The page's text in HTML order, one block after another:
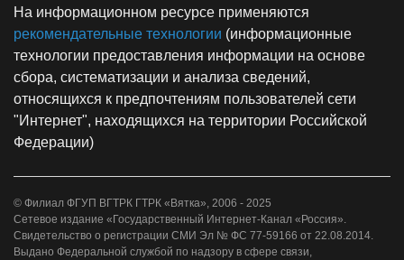
На информационном ресурсе применяются
рекомендательные технологии (информационные
технологии предоставления информации на основе
сбора, систематизации и анализа сведений,
относящихся к предпочтениям пользователей сети
"Интернет", находящихся на территории Российской
Федерации)
© Филиал ФГУП ВГТРК ГТРК «Вятка», 2006 - 2025
Сетевое издание «Государственный Интернет-Канал «Россия».
Свидетельство о регистрации СМИ Эл № ФС 77-59166 от 22.08.2014.
Выдано Федеральной службой по надзору в сфере связи,